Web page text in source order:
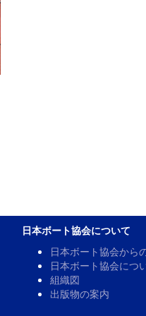
日本ボート協会について
日本ボート協会から
日本ボート協会につ
組織図
出版物の案内